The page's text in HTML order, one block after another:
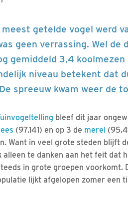
getelde vogel werd
geen verrassing. Wel de
gemiddeld 3,4
niveau betekent dat
spreeuw kwam weer de
bleef dit jaar
(97.141) en op 3 de merel
Want in veel grote steden blijft
te danken aan het feit dat
in grote groepen voorkomt.
lijkt afgelopen zomer een